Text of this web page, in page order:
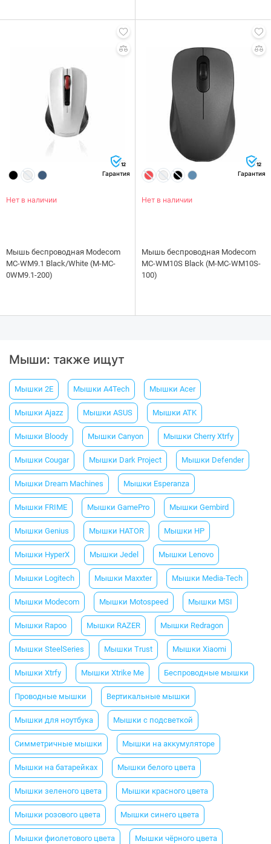
12
Гарантия
Нет в наличии
Мышь беспроводная Modecom
MC-WM9.1 Black/White (M-MC-
0WM9.1-200)
12
Гарантия
Нет в наличии
Мышь беспроводная Modecom
MC-WM10S Black (M-MC-WM10S-
100)
Мыши: также ищут
Мышки 2E Мышки A4Tech Мышки Acer
Мышки Ajazz Мышки ASUS Мышки ATK
Мышки Bloody Мышки Canyon Мышки Cherry Xtrfy
Мышки Cougar Мышки Dark Project Мышки Defender
Мышки Dream Machines Мышки Esperanza
Мышки FRIME Мышки GamePro Мышки Gembird
Мышки Genius Мышки HATOR Мышки HP
Мышки HyperX Мышки Jedel Мышки Lenovo
Мышки Logitech Мышки Maxxter Мышки Media-Tech
Мышки Modecom Мышки Motospeed Мышки MSI
Мышки Rapoo Мышки RAZER Мышки Redragon
Мышки SteelSeries Мышки Trust Мышки Xiaomi
Мышки Xtrfy Мышки Xtrike Me Беспроводные мышки
Проводные мышки Вертикальные мышки
Мышки для ноутбука Мышки с подсветкой
Симметричные мышки Мышки на аккумуляторе
Мышки на батарейках Мышки белого цвета
Мышки зеленого цвета Мышки красного цвета
Мышки розового цвета Мышки синего цвета
Мышки фиолетового цвета Мышки чёрного цвета